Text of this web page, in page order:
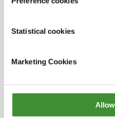
Statistical cookies
Marketing Cookies
de la población
les tiene en cuenta
●En algunas regiones
desarrollo, las
● Ya se dediquen a la